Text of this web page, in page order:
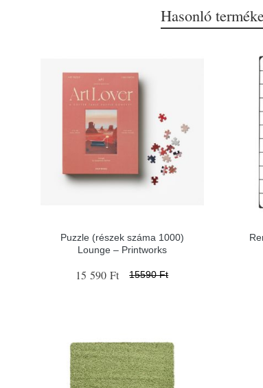
Hasonló
Puzzle (részek száma 1000)
Lounge – Printworks
15 590 Ft 15590 Ft